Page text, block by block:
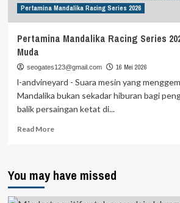
Pertamina Mandalika Racing Series 2026
Pertamina Mandalika Racing Series
Muda
seogates123@gmail.com 16 Mei 2026
l-andvineyard - Suara mesin yang
Mandalika bukan sekadar hiburan bagi
balik persaingan ketat di...
Read MoreRead
Mandalika
Series
You may have missed